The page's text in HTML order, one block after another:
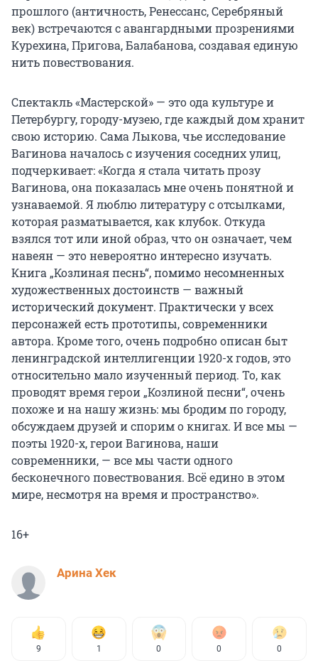
прошлого (античность, Ренессанс, Серебряный
век) встречаются с авангардными прозрениями
Курехина, Пригова, Балабанова, создавая единую
нить повествования.
Спектакль «Мастерской» — это ода культуре и
Петербургу, городу-музею, где каждый дом хранит
свою историю. Сама Лыкова, чье исследование
Вагинова началось с изучения соседних улиц,
подчеркивает: «Когда я стала читать прозу
Вагинова, она показалась мне очень понятной и
узнаваемой. Я люблю литературу с отсылками,
которая разматывается, как клубок. Откуда
взялся тот или иной образ, что он означает, чем
навеян — это невероятно интересно изучать.
Книга „Козлиная песнь“, помимо несомненных
художественных достоинств — важный
исторический документ. Практически у всех
персонажей есть прототипы, современники
автора. Кроме того, очень подробно описан быт
ленинградской интеллигенции 1920-х годов, это
относительно мало изученный период. То, как
проводят время герои „Козлиной песни“, очень
похоже и на нашу жизнь: мы бродим по городу,
обсуждаем друзей и спорим о книгах. И все мы —
поэты 1920-х, герои Вагинова, наши
современники, — все мы части одного
бесконечного повествования. Всё едино в этом
мире, несмотря на время и пространство».
16+
Арина Хек
9 1 0 0 0